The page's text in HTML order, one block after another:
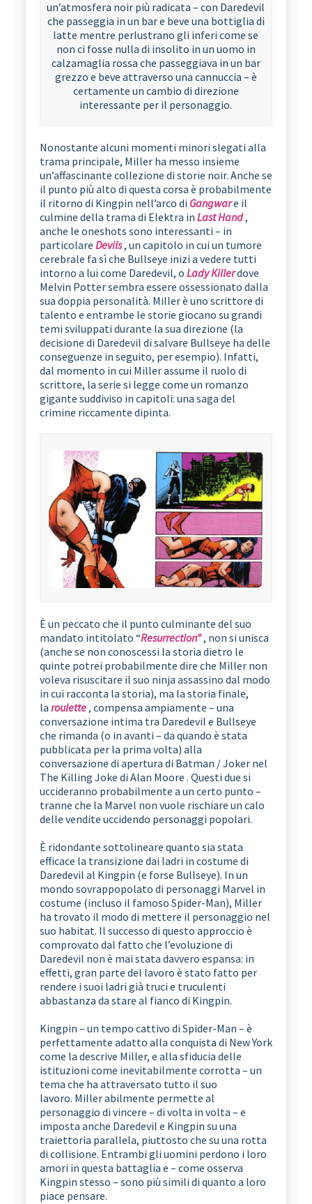
un’atmosfera noir più radicata – con Daredevil
che passeggia in un bar e beve una bottiglia di
latte mentre perlustrano gli inferi come se
non ci fosse nulla di insolito in un uomo in
calzamaglia rossa che passeggiava in un bar
grezzo e beve attraverso una cannuccia – è
certamente un cambio di direzione
interessante per il personaggio.
Nonostante alcuni momenti minori slegati alla
trama principale, Miller ha messo insieme
un’affascinante collezione di storie noir. Anche se
il punto più alto di questa corsa è probabilmente
il ritorno di Kingpin nell’arco di Gangware il
culmine della trama di Elektra in Last Hand,
anche le oneshots sono interessanti – in
particolare Devils, un capitolo in cui un tumore
cerebrale fa sì che Bullseye inizi a vedere tutti
intorno a lui come Daredevil, o Lady Killerdove
Melvin Potter sembra essere ossessionato dalla
sua doppia personalità. Miller è uno scrittore di
talento e entrambe le storie giocano su grandi
temi sviluppati durante la sua direzione (la
decisione di Daredevil di salvare Bullseye ha delle
conseguenze in seguito, per esempio). Infatti,
dal momento in cui Miller assume il ruolo di
scrittore, la serie si legge come un romanzo
gigante suddiviso in capitoli: una saga del
crimine riccamente dipinta.
È un peccato che il punto culminante del suo
mandato intitolato “Resurrection”, non si unisca
(anche se non conoscessi la storia dietro le
quinte potrei probabilmente dire che Miller non
voleva risuscitare il suo ninja assassino dal modo
in cui racconta la storia), ma la storia finale,
la roulette, compensa ampiamente – una
conversazione intima tra Daredevil e Bullseye
che rimanda (o in avanti – da quando è stata
pubblicata per la prima volta) alla
conversazione di apertura di Batman / Joker nel
The Killing Joke di Alan Moore . Questi due si
uccideranno probabilmente a un certo punto –
tranne che la Marvel non vuole rischiare un calo
delle vendite uccidendo personaggi popolari.
È ridondante sottolineare quanto sia stata
efficace la transizione dai ladri in costume di
Daredevil al Kingpin (e forse Bullseye). In un
mondo sovrappopolato di personaggi Marvel in
costume (incluso il famoso Spider-Man), Miller
ha trovato il modo di mettere il personaggio nel
suo habitat. Il successo di questo approccio è
comprovato dal fatto che l’evoluzione di
Daredevil non è mai stata davvero espansa: in
effetti, gran parte del lavoro è stato fatto per
rendere i suoi ladri già truci e truculenti
abbastanza da stare al fianco di Kingpin.
Kingpin – un tempo cattivo di Spider-Man – è
perfettamente adatto alla conquista di New York
come la descrive Miller, e alla sfiducia delle
istituzioni come inevitabilmente corrotta – un
tema che ha attraversato tutto il suo
lavoro. Miller abilmente permette al
personaggio di vincere – di volta in volta – e
imposta anche Daredevil e Kingpin su una
traiettoria parallela, piuttosto che su una rotta
di collisione. Entrambi gli uomini perdono i loro
amori in questa battaglia e – come osserva
Kingpin stesso – sono più simili di quanto a loro
piace pensare.